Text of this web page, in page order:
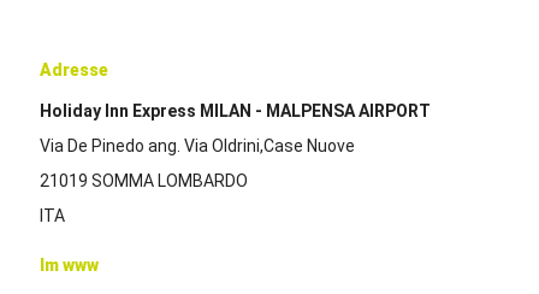
Adresse
Holiday Inn Express MILAN - MALPENSA AIRPORT
Via De Pinedo ang. Via Oldrini,Case Nuove
21019 SOMMA LOMBARDO
ITA
Im www